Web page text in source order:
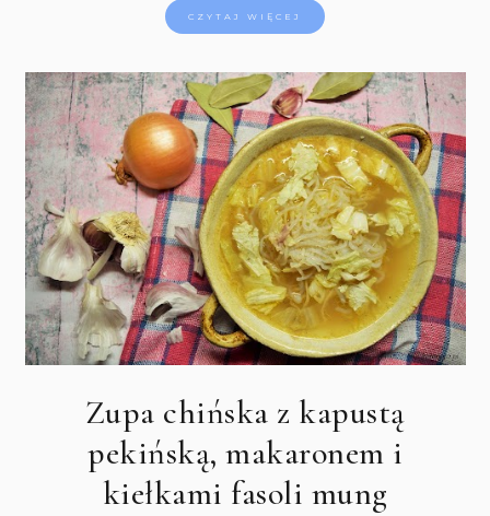
CZYTAJ WIĘCEJ
Zupa chińska z kapustą
pekińską, makaronem i
kiełkami fasoli mung